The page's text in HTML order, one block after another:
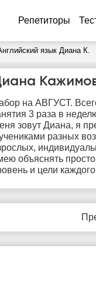
Репетиторы
язык Диана К.
на АВГУСТ.
3 раза в
зовут Диана, я
разных
объяснять
и цели
пт
7
сб
8